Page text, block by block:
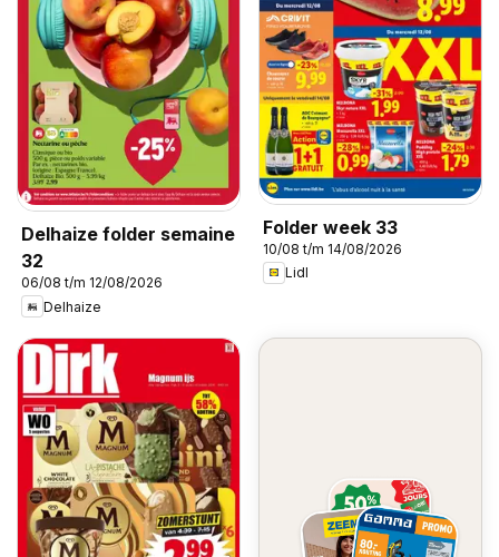
Delhaize folder semaine
32
06/08 t/m 12/08/2026
Delhaize
Folder week 33
10/08 t/m 14/08/2026
Lidl